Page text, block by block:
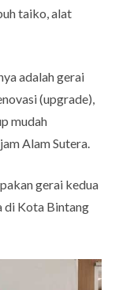
taiko, alat
adalah gerai
(upgrade),
mudah
Alam Sutera.
gerai kedua
di Kota Bintang